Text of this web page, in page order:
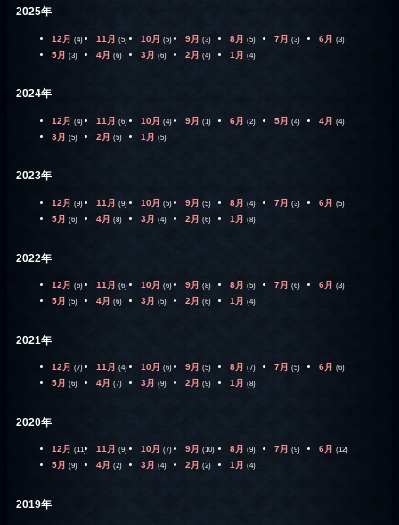
2025年
12月 (4) 11月 (5) 10月 (5) 9月 (3) 8月 (5) 7月 (3) 6月 (3)
5月 (3) 4月 (6) 3月 (6) 2月 (4) 1月 (4)
2024年
12月 (4) 11月 (6) 10月 (4) 9月 (1) 6月 (2) 5月 (4) 4月 (4)
3月 (5) 2月 (5) 1月 (5)
2023年
12月 (9) 11月 (9) 10月 (5) 9月 (5) 8月 (4) 7月 (3) 6月 (5)
5月 (6) 4月 (8) 3月 (4) 2月 (6) 1月 (8)
2022年
12月 (6) 11月 (6) 10月 (6) 9月 (8) 8月 (5) 7月 (6) 6月 (3)
5月 (5) 4月 (6) 3月 (5) 2月 (6) 1月 (4)
2021年
12月 (7) 11月 (4) 10月 (6) 9月 (5) 8月 (7) 7月 (5) 6月 (6)
5月 (6) 4月 (7) 3月 (9) 2月 (9) 1月 (8)
2020年
12月 (11) 11月 (9) 10月 (7) 9月 (10) 8月 (9) 7月 (9) 6月 (12)
5月 (9) 4月 (2) 3月 (4) 2月 (2) 1月 (4)
2019年